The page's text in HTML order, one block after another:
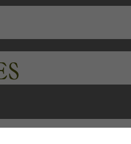
Préparez-vous à être
inoubliable à Azrou, où